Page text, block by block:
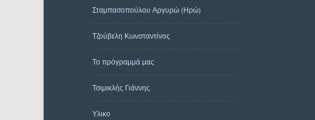
Σταμπασοπούλου Αργυρώ (Ηρώ)
Τζούβελη Κωνσταντίνος
Το πρόγραμμά μας
Τσιμικλής Γιάννης
Υλικο